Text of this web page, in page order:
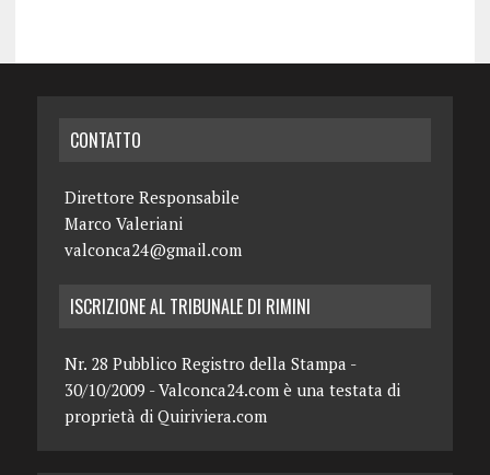
CONTATTO
Direttore Responsabile
Marco Valeriani
valconca24@gmail.com
ISCRIZIONE AL TRIBUNALE DI RIMINI
Nr. 28 Pubblico Registro della Stampa -
30/10/2009 - Valconca24.com è una testata di
proprietà di Quiriviera.com